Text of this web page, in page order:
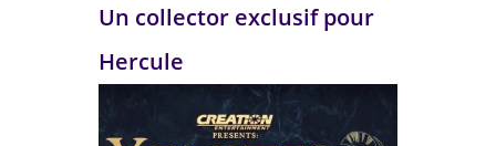
Un collector exclusif pour
Hercule